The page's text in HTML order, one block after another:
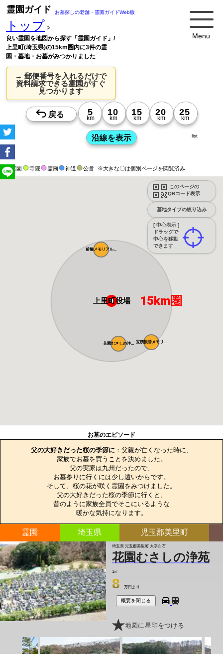
Menu
霊園ガイド お墓探しの老舗・霊園ガイドWeb版
トップ >
良い霊園を地図から探す「霊園ガイド」/
上里町(埼玉県)の15km圏内に3件の霊
園・墓地・お墓がみつかりました
→ 郵便番号を入れるだけで
資料請求できる霊園がすぐ
見つかります
霊園 寺院 霊廟 神道 公営 ※大きな〇は個別ページを閲覧済み
このページの
QRコード表示
墓地タイプの絞り込み
[ 中心表示 ]
ドラッグで
中心を移動
できます
list
前橋メモリアル...
宝積観音メモリ...
花園むさしの浄...
上里町役場 15km圏
お墓のエピソード
父の大好きだった桜の季節に ：父親が亡くなった時に、
家族でお墓を買うことを決めました。
父の実家は九州だったので、
お墓参りに行くには少し遠いからです。
そして、桜の花が咲く霊園をみつけました。
父の大好きだった桜の季節に行くと、
昔のように家族全員でそこにいるような
暖かな気持になります。
霊園 埼玉県 児玉郡美里町
埼玉県 児玉郡美里町 大字白石
花園むさしの浄苑
1㎡
8 万円より
概要を閉じる
地図に星印をつける